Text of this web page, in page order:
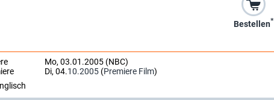
Bestellen*
Mo, 03.01.2005 (NBC)
Di, 04.10.2005 (Premiere Film)